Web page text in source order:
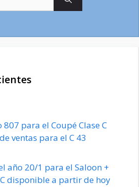
para el Coupé Clase C
ventas para el C 43
año 20/1 para el Saloon +
disponible a partir de hoy